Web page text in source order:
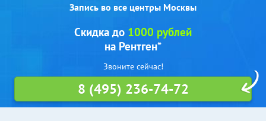
Запись во все центры Москвы
Скидка до 1000 рублей
на Рентген*
Звоните сейчас!
8 (495) 236-74-72